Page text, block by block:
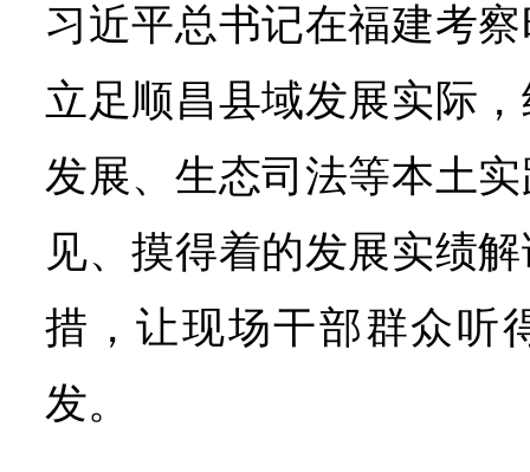
习近平总书记在福建考
立足顺昌县域发展实际
发展、生态司法等本土
见、摸得着的发展实绩
措，让现场干部群众听
发。